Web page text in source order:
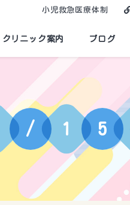
小児救急医療体制
クリニック案内 ブログ
/ 1 5